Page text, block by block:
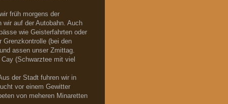
früh morgens der
auf der Autobahn. Auch
wie Geisterfahrten oder
Grenzkontrolle (bei den
assen unser Zmittag.
(Schwarztee mit viel
der Stadt fuhren wir in
vor einem Gewitter
von meheren Minaretten